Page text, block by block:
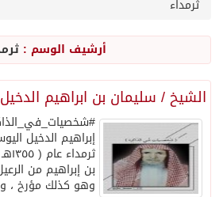
ثرمداء
أرشيف الوسم :
الشيخ / سليمان بن ابراهيم
إبراهيم الدخيل
بن إبراهيم من
وهو كذلك مؤرخ ،